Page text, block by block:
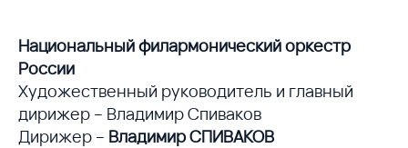
Национальный филармонический оркестр
России
Художественный руководитель и главный
дирижер – Владимир Спиваков
Дирижер – Владимир СПИВАКОВ